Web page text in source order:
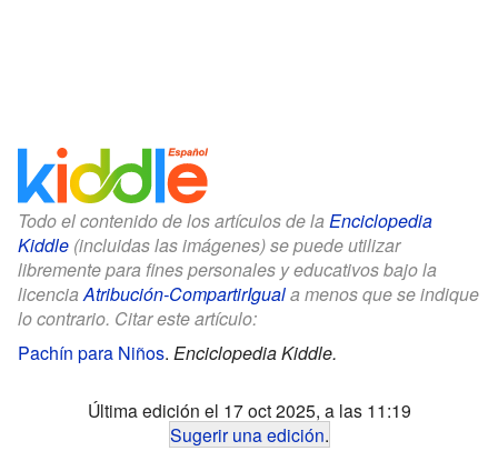
Todo el contenido de los artículos de la Enciclopedia
Kiddle (incluidas las imágenes) se puede utilizar
libremente para fines personales y educativos bajo la
licenciaAtribución-CompartirIguala menos que se indique
lo contrario. Citar este artículo:
Pachín para Niños. Enciclopedia Kiddle.
Última edición el 17 oct 2025, a las 11:19
Sugerir una edición.